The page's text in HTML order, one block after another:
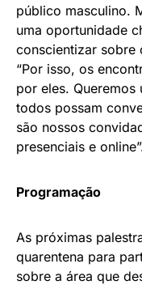
público masculino.
uma oportunidade
conscientizar sobre
“Por isso, os
por eles.
todos possam
são nossos
presenciais e
Programação
As próximas
quarentena para
sobre a área que